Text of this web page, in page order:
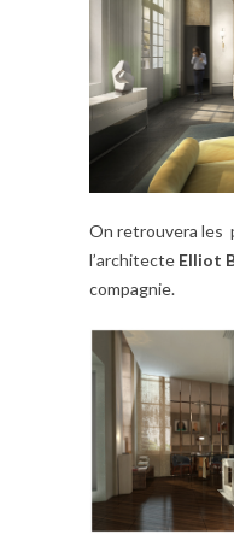
On retrouvera les
l’architecte Elliot
compagnie.